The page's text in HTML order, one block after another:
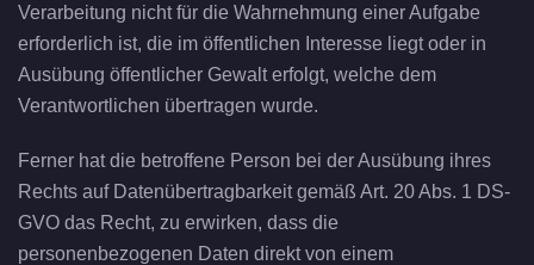
Verarbeitung nicht für die Wahrnehmung einer Aufgabe
erforderlich ist, die im öffentlichen Interesse liegt oder in
Ausübung öffentlicher Gewalt erfolgt, welche dem
Verantwortlichen übertragen wurde.
Ferner hat die betroffene Person bei der Ausübung ihres
Rechts auf Datenübertragbarkeit gemäß Art. 20 Abs. 1 DS-
GVO das Recht, zu erwirken, dass die
personenbezogenen Daten direkt von einem